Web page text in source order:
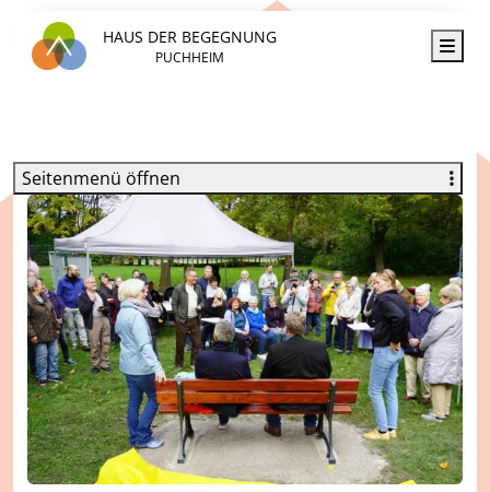
HAUS DER BEGEGNUNG
PUCHHEIM
Seitenmenü öffnen